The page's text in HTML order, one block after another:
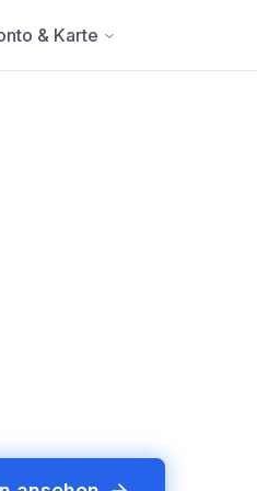
& Karte